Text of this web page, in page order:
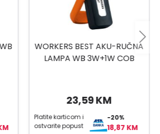
PXC AKU REFLEKTOR TE-CL
18/2500 LI AC-SOLO
169,00 KM
Platite karticom i
ostvarite popust
-20%
135,20 KM